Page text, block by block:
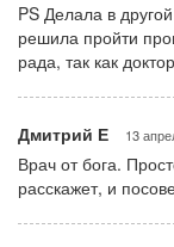
PS Делала в
решила пройти
рада, так как
Дмитрий Е 13
Врач от бога.
расскажет, и